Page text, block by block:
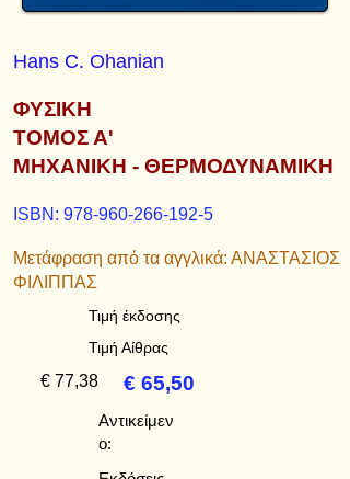
Hans C. Ohanian
ΦΥΣΙΚΗ
ΤΟΜΟΣ Α'
ΜΗΧΑΝΙΚΗ - ΘΕΡΜΟΔΥΝΑΜΙΚΗ
ISBN: 978-960-266-192-5
Μετάφραση από τα αγγλικά: ΑΝΑΣΤΑΣΙΟΣ
ΦΙΛΙΠΠΑΣ
Τιμή έκδοσης
Τιμή Αίθρας
€ 77,38 € 65,50
Αντικείμεν
ο: